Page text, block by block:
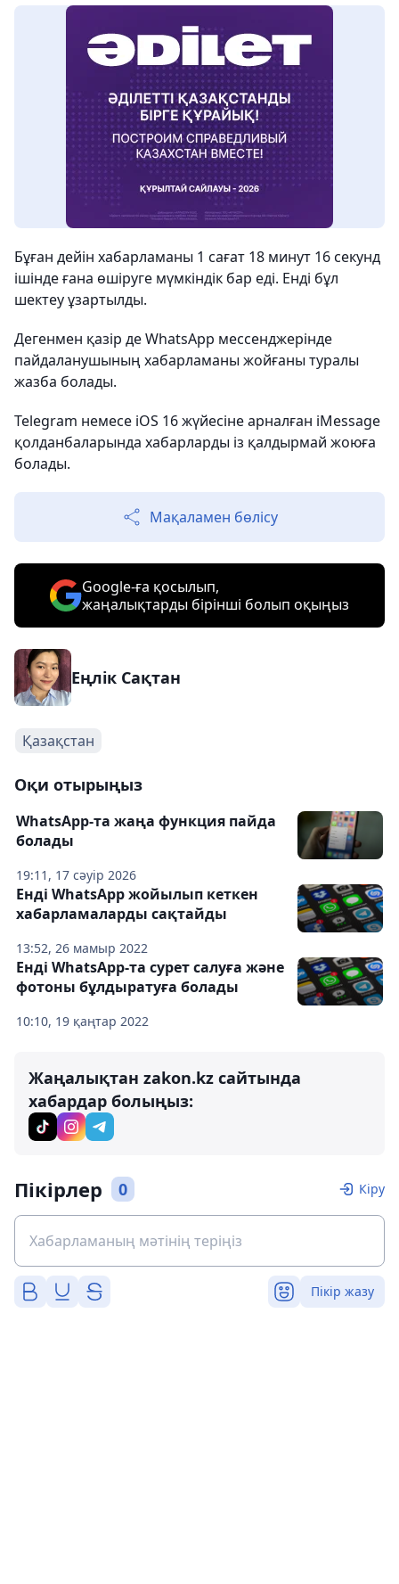
Бұған дейін хабарламаны 1 сағат 18 минут 16 секунд
ішінде ғана өшіруге мүмкіндік бар еді. Енді бұл
шектеу ұзартылды.
Дегенмен қазір де WhatsApp мессенджерінде
пайдаланушының хабарламаны жойғаны туралы
жазба болады.
Telegram немесе iOS 16 жүйесіне арналған iMessage
қолданбаларында хабарларды із қалдырмай жоюға
болады.
Мақаламен бөлісу
Google-ға қосылып,
жаңалықтарды бірінші болып оқыңыз
Еңлік Сақтан
Қазақстан
Оқи отырыңыз
19:11, 17 сәуір 2026
WhatsApp-та жаңа функция пайда
болады
13:52, 26 мамыр 2022
Енді WhatsApp жойылып кеткен
хабарламаларды сақтайды
10:10, 19 қаңтар 2022
Енді WhatsApp-та сурет салуға және
фотоны бұлдыратуға болады
Жаңалықтан zakon.kz сайтында
хабардар болыңыз:
Пікірлер 0 Кіру
Пікір жазу